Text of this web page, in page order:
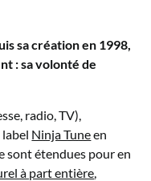
sa création en 1998,
: sa volonté de
radio, TV),
Ninja Tuneen
sont étendues pour en
à part entière